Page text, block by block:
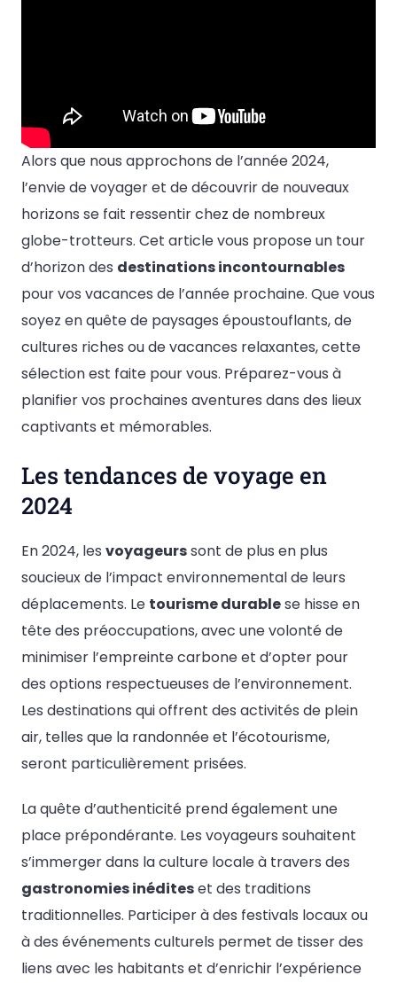
Alors que nous approchons de l’année 2024,
l’envie de voyager et de découvrir de nouveaux
horizons se fait ressentir chez de nombreux
globe-trotteurs. Cet article vous propose un tour
d’horizon des destinations incontournables
pour vos vacances de l’année prochaine. Que vous
soyez en quête de paysages époustouflants, de
cultures riches ou de vacances relaxantes, cette
sélection est faite pour vous. Préparez-vous à
planifier vos prochaines aventures dans des lieux
captivants et mémorables.
Les tendances de voyage en
2024
En 2024, les voyageurssont de plus en plus
soucieux de l’impact environnemental de leurs
déplacements. Le tourisme durablese hisse en
tête des préoccupations, avec une volonté de
minimiser l’empreinte carbone et d’opter pour
des options respectueuses de l’environnement.
Les destinations qui offrent des activités de plein
air, telles que la randonnée et l’écotourisme,
seront particulièrement prisées.
La quête d’authenticité prend également une
place prépondérante. Les voyageurs souhaitent
s’immerger dans la culture locale à travers des
gastronomies inéditeset des traditions
traditionnelles. Participer à des festivals locaux ou
à des événements culturels permet de tisser des
liens avec les habitants et d’enrichir l’expérience